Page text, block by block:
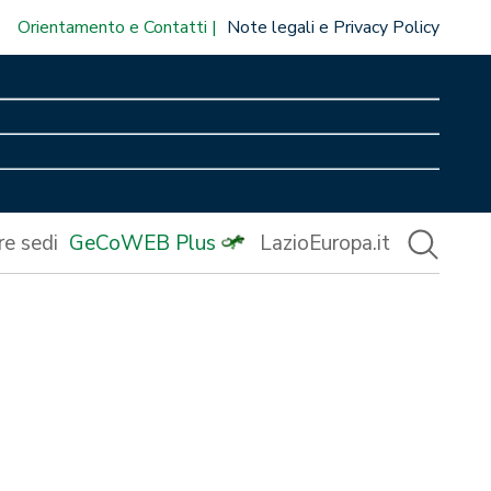
Orientamento e Contatti Note legali e Privacy Policy
sedi GeCoWEB Plus LazioEuropa.it